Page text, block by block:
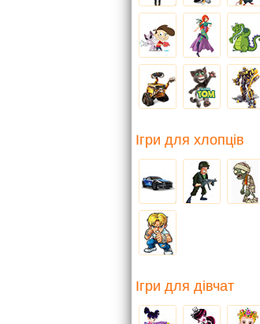
Ігри для хлопців
Ігри для дівчат